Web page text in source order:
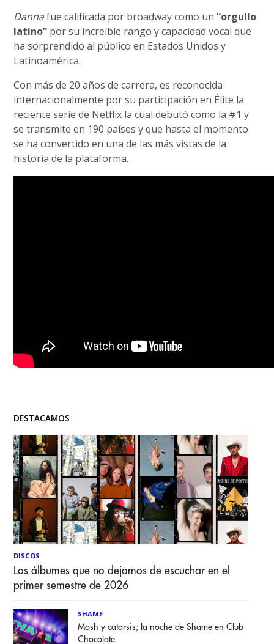
Dannafue calificada por broadway como un“orgullo
latino” por su increíble rango y capacidad vocal que
ha sorprendido al público en Estados Unidos y
Latinoamérica.
Con más de 20 años de carrera, es reconocida
internacionalmente por su participación en Élite la
reciente serie de Netflix la cual debutó como la #1 y
se transmite en 190 países y que hasta el momento
se ha convertido en una de las más vistas de la
historia de la plataforma.
DESTACAMOS
DISCOS
Los álbumes que no dejamos de escuchar en el
primer semestre de 2026
SHAME
Mosh y catarsis; la noche de Shame en Club
Chocolate